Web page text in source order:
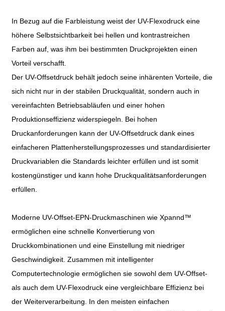
In Bezug auf die Farbleistung weist der UV-Flexodruck eine
höhere Selbstsichtbarkeit bei hellen und kontrastreichen
Farben auf, was ihm bei bestimmten Druckprojekten einen
Vorteil verschafft.
Der UV-Offsetdruck behält jedoch seine inhärenten Vorteile, die
sich nicht nur in der stabilen Druckqualität, sondern auch in
vereinfachten Betriebsabläufen und einer hohen
Produktionseffizienz widerspiegeln. Bei hohen
Druckanforderungen kann der UV-Offsetdruck dank eines
einfacheren Plattenherstellungsprozesses und standardisierter
Druckvariablen die Standards leichter erfüllen und ist somit
kostengünstiger und kann hohe Druckqualitätsanforderungen
erfüllen.
Moderne UV-Offset-EPN-Druckmaschinen wie Xpannd™
ermöglichen eine schnelle Konvertierung von
Druckkombinationen und eine Einstellung mit niedriger
Geschwindigkeit. Zusammen mit intelligenter
Computertechnologie ermöglichen sie sowohl dem UV-Offset-
als auch dem UV-Flexodruck eine vergleichbare Effizienz bei
der Weiterverarbeitung. In den meisten einfachen